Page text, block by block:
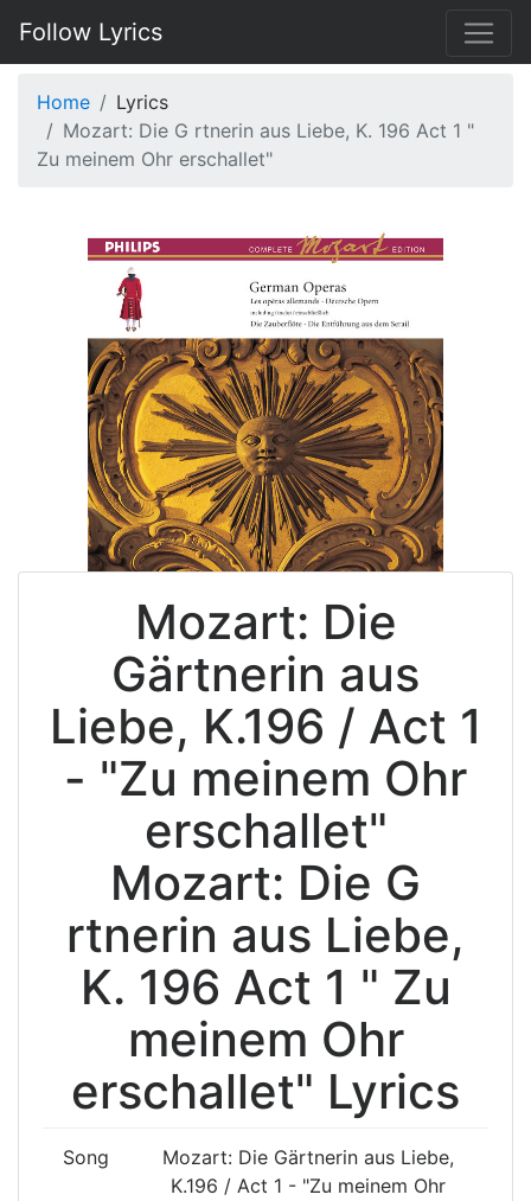
Follow Lyrics
Home
Lyrics
Mozart: Die G rtnerin aus Liebe, K. 196 Act 1 "
Zu meinem Ohr erschallet"
Mozart: Die
Gärtnerin aus
Liebe, K.196 / Act 1
- "Zu meinem Ohr
erschallet"
Mozart: Die G
rtnerin aus Liebe,
K. 196 Act 1 " Zu
meinem Ohr
erschallet" Lyrics
Song
Mozart: Die Gärtnerin aus Liebe,
K.196 / Act 1 - "Zu meinem Ohr